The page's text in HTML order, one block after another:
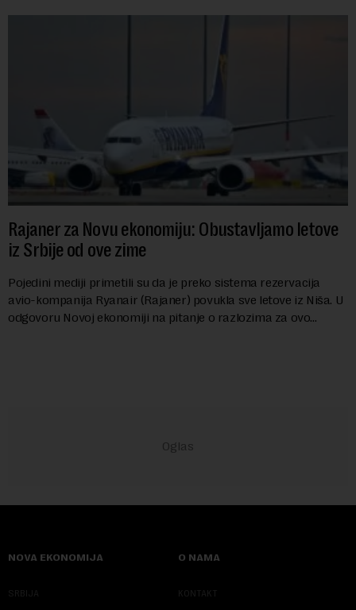
Rajaner za Novu ekonomiju: Obustavljamo letove
iz Srbije od ove zime
Pojedini mediji primetili su da je preko sistema rezervacija
avio-kompanija Ryanair (Rajaner) povukla sve letove iz Niša. U
odgovoru Novoj ekonomiji na pitanje o razlozima za ovo
NOVA EKONOMIJA
SRBIJA
O NAMA
KONTAKT